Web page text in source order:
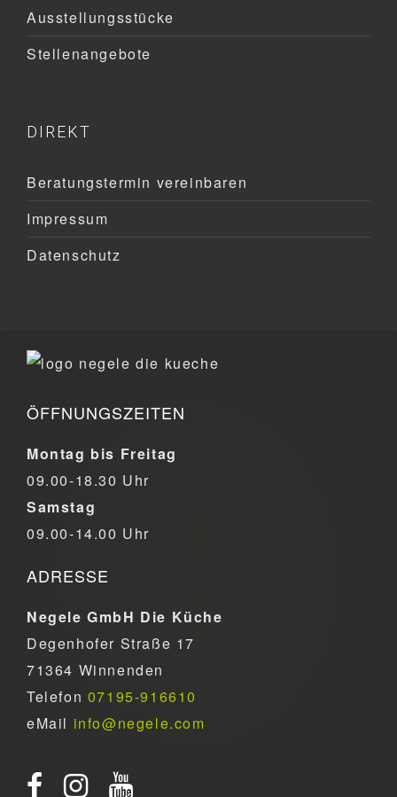
Ausstellungsstücke
Stellenangebote
DIREKT
Beratungstermin vereinbaren
Impressum
Datenschutz
ÖFFNUNGSZEITEN
Montag bis Freitag
09.00-18.30 Uhr
Samstag
09.00-14.00 Uhr
ADRESSE
Negele GmbH Die Küche
Degenhofer Straße 17
71364 Winnenden
Telefon 07195-916610
eMail info@negele.com